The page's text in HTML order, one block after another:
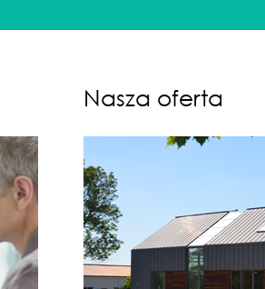
Nasza oferta